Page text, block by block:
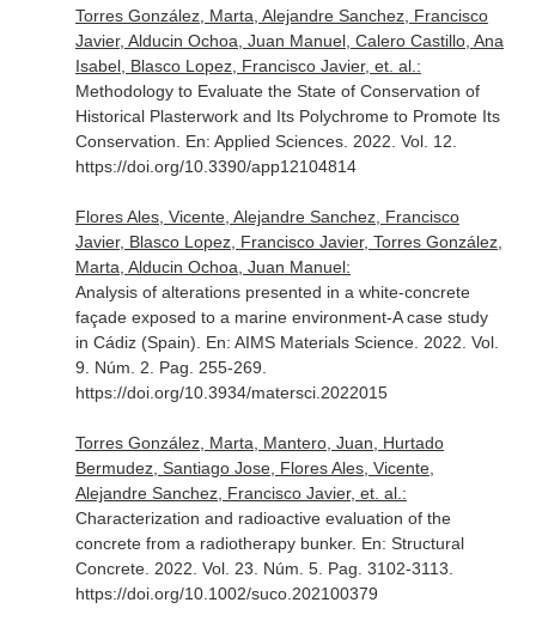
Torres González, Marta, Alejandre Sanchez, Francisco
Javier, Alducin Ochoa, Juan Manuel, Calero Castillo, Ana
Isabel, Blasco Lopez, Francisco Javier, et. al.:
Methodology to Evaluate the State of Conservation of
Historical Plasterwork and Its Polychrome to Promote Its
Conservation. En: Applied Sciences. 2022. Vol. 12.
https://doi.org/10.3390/app12104814
Flores Ales, Vicente, Alejandre Sanchez, Francisco
Javier, Blasco Lopez, Francisco Javier, Torres González,
Marta, Alducin Ochoa, Juan Manuel:
Analysis of alterations presented in a white-concrete
façade exposed to a marine environment-A case study
in Cádiz (Spain). En: AIMS Materials Science. 2022. Vol.
9. Núm. 2. Pag. 255-269.
https://doi.org/10.3934/matersci.2022015
Torres González, Marta, Mantero, Juan, Hurtado
Bermudez, Santiago Jose, Flores Ales, Vicente,
Alejandre Sanchez, Francisco Javier, et. al.:
Characterization and radioactive evaluation of the
concrete from a radiotherapy bunker. En: Structural
Concrete. 2022. Vol. 23. Núm. 5. Pag. 3102-3113.
https://doi.org/10.1002/suco.202100379